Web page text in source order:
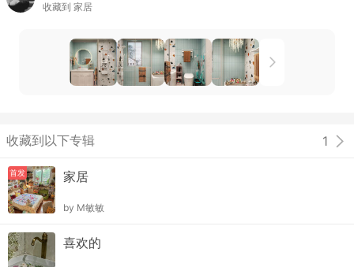
收藏到 家居
收藏到以下专辑 1
首发 家居
by M敏敏
喜欢的